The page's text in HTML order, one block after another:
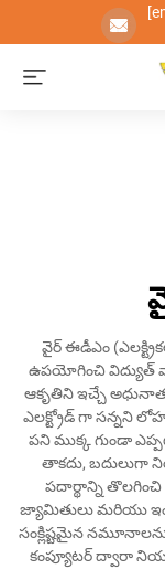
వైర్ ఈడీఎం
ఉపయోగించి విద్యుత్
ఆకృతిని ఇచ్చే
ఎలక్ట్రోడ్ గా సన్నని
పని ముక్క గుండా
తాకదు, బదులుగా
పదార్థాన్ని తొలగించి
జ్యామితులు మరియు
సంక్లిష్టమైన
కంప్యూటర్ ద్వారా